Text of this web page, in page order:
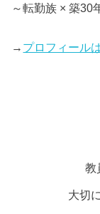
～転勤族 × 築30
→ プロフィール
教
大切